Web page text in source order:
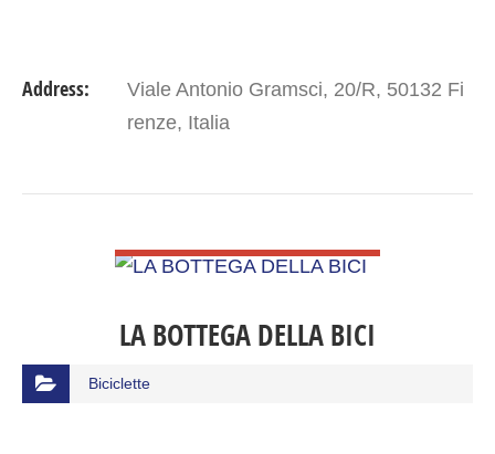
Address:
Viale Antonio Gramsci, 20/R, 50132 Fi
renze, Italia
LA BOTTEGA DELLA BICI
Biciclette